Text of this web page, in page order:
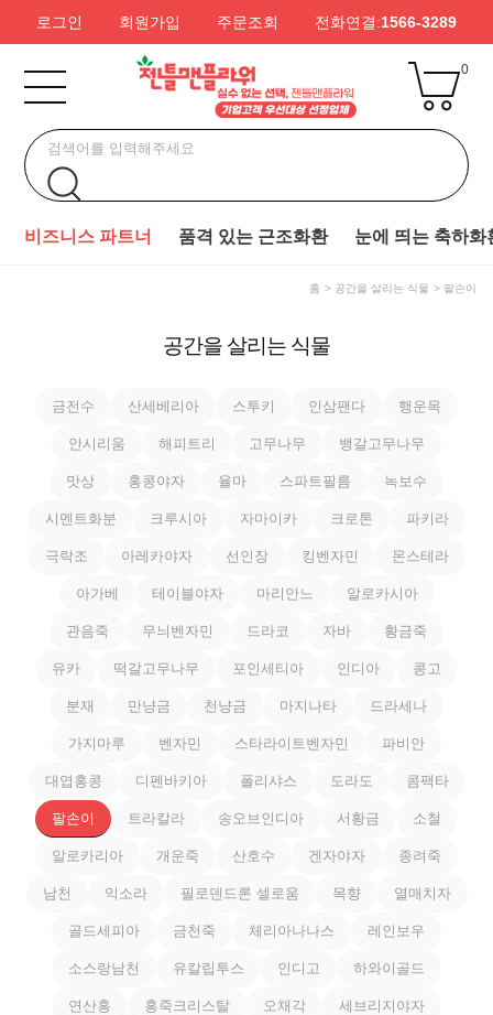
로그인 회원가입 주문조회 전화연결:1566-3289
0
비즈니스 파트너 품격 있는 근조화환 눈에 띄는 축하화
홈 공간을 살리는 식물 팔손이
공간을 살리는 식물
금전수 산세베리아 스투키 인삼팬다 행운목
안시리움 해피트리 고무나무 뱅갈고무나무
맛상 홍콩야자 율마 스파트필름 녹보수
시멘트화분 크루시아 자마이카 크로톤 파키라
극락조 아레카야자 선인장 킹벤자민 몬스테라
아가베 테이블야자 마리안느 알로카시아
관음죽 무늬벤자민 드라코 자바 황금죽
유카 떡갈고무나무 포인세티아 인디아 콩고
분재 만냥금 천냥금 마지나타 드라세나
가지마루 벤자민 스타라이트벤자민 파비안
대엽홍콩 디펜바키아 폴리샤스 도라도 콤팩타
팔손이 트라칼라 송오브인디아 서황금 소철
알로카리아 개운죽 산호수 겐자야자 종려죽
남천 익소라 필로덴드론 셀로움 목향 열매치자
골드세피아 금천죽 체리아나나스 레인보우
소스랑남천 유칼립투스 인디고 하와이골드
연산홍 홍죽크리스탈 오채각 세브리지야자